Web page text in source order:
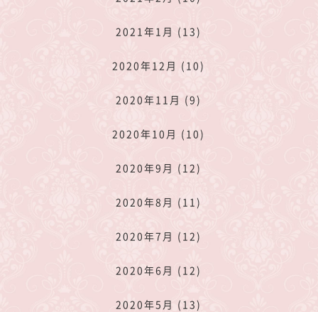
2021年1月 (13)
2020年12月 (10)
2020年11月 (9)
2020年10月 (10)
2020年9月 (12)
2020年8月 (11)
2020年7月 (12)
2020年6月 (12)
2020年5月 (13)